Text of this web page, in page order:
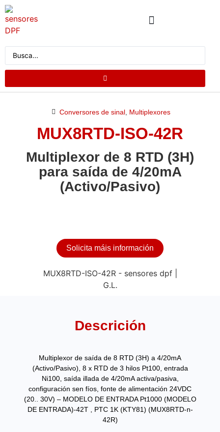
Conversores de sinal, Multiplexores
MUX8RTD-ISO-42R
Multiplexor de 8 RTD (3H)
para saída de 4/20mA
(Activo/Pasivo)
Solicita máis información
Descrición
Multiplexor de saída de 8 RTD (3H) a 4/20mA
(Activo/Pasivo), 8 x RTD de 3 hilos Pt100, entrada
Ni100, saída illada de 4/20mA activa/pasiva,
configuración sen fíos, fonte de alimentación 24VDC
(20.. 30V) – MODELO DE ENTRADA Pt1000 (MODELO
DE ENTRADA)-42T , PTC 1K (KTY81) (MUX8RTD-n-
42R)